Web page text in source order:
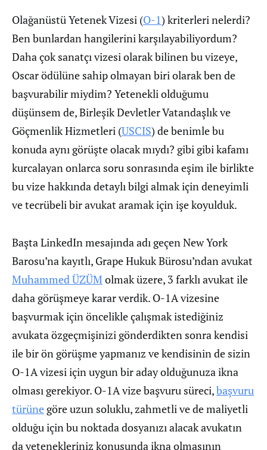
Olağanüstü Yetenek Vizesi (O-1) kriterleri nelerdi?
Ben bunlardan hangilerini karşılayabiliyordum?
Daha çok sanatçı vizesi olarak bilinen bu vizeye,
Oscar ödülüne sahip olmayan biri olarak ben de
başvurabilir miydim? Yetenekli olduğumu
düşünsem de, Birleşik Devletler Vatandaşlık ve
Göçmenlik Hizmetleri (USCIS) de benimle bu
konuda aynı görüşte olacak mıydı? gibi gibi kafamı
kurcalayan onlarca soru sonrasında eşim ile birlikte
bu vize hakkında detaylı bilgi almak için deneyimli
ve tecrübeli bir avukat aramak için işe koyulduk.
Başta LinkedIn mesajında adı geçen New York
Barosu’na kayıtlı, Grape Hukuk Bürosu’ndan avukat
Muhammed ÜZÜM olmak üzere, 3 farklı avukat ile
daha görüşmeye karar verdik. O-1A vizesine
başvurmak için öncelikle çalışmak istediğiniz
avukata özgeçmişinizi gönderdikten sonra kendisi
ile bir ön görüşme yapmanız ve kendisinin de sizin
O-1A vizesi için uygun bir aday olduğunuza ikna
olması gerekiyor. O-1A vize başvuru süreci,başvuru
türüne göre uzun soluklu, zahmetli ve de maliyetli
olduğu için bu noktada dosyanızı alacak avukatın
da yetenekleriniz konusunda ikna olmasının